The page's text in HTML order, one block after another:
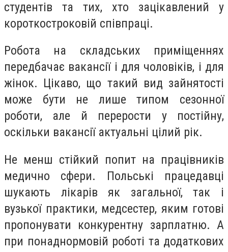
студентів та тих, хто зацікавлений у
короткостроковій співпраці.
Робота на складських приміщеннях
передбачає вакансії і для чоловіків, і для
жінок. Цікаво, що такий вид зайнятості
може бути не лише типом сезонної
роботи, але й перерости у постійну,
оскільки вакансії актуальні цілий рік.
Не менш стійкий попит на працівників
медично сфери. Польські працедавці
шукають лікарів як загальної, так і
вузької практики, медсестер, яким готові
пропонувати конкурентну зарплатню. А
при понаднормовій роботі та додаткових